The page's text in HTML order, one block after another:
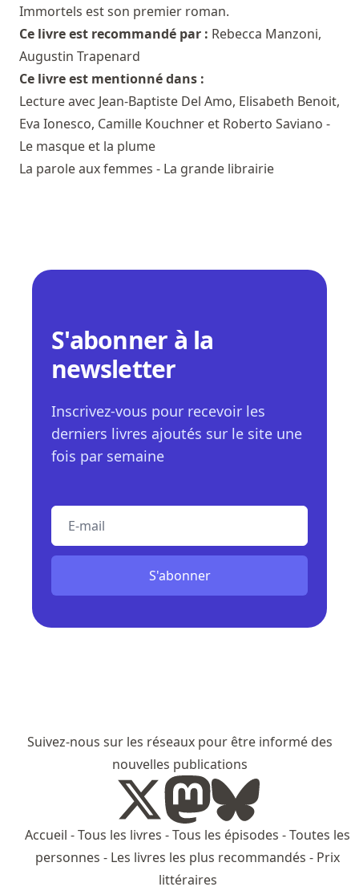
Immortels est son premier roman.
Ce livre est recommandé par : Rebecca Manzoni,
Augustin Trapenard
Ce livre est mentionné dans :
Lecture avec Jean-Baptiste Del Amo, Elisabeth Benoit,
Eva Ionesco, Camille Kouchner et Roberto Saviano -
Le masque et la plume
La parole aux femmes - La grande librairie
S'abonner à la
newsletter
Inscrivez-vous pour recevoir les
derniers livres ajoutés sur le site une
fois par semaine
S'abonner
Suivez-nous sur les réseaux pour être informé des
nouvelles publications
Accueil -Tous les livres -Tous les épisodes -Toutes les
personnes - Les livres les plus recommandés - Prix
littéraires